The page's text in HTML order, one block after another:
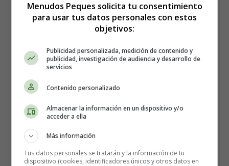
Estreno en España de la
película, Vengadores:
Endgame
Menudos Peques solicita tu consentimiento
para usar tus datos personales con estos
objetivos:
Publicidad personalizada, medición de contenido y
publicidad, investigación de audiencia y desarrollo de
servicios
Contenido personalizado
Almacenar la información en un dispositivo y/o
acceder a ella
Más información
Tus datos personales se tratarán y la información de tu
dispositivo (cookies, identificadores únicos y otros datos en